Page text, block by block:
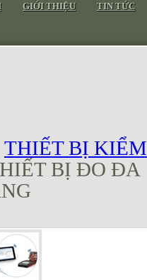
GIỚI THIỆU TIN TỨC
THIẾT BỊ KIỂM
BỊ ĐO ĐA